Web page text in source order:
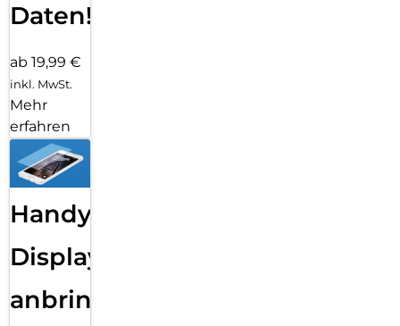
Daten!
ab 19,99 €
inkl. MwSt.
Mehr
erfahren
Handy
Displayfolie
anbringen